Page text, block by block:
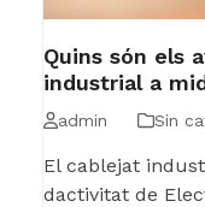
Quins són els
industrial a
admin Sin
El cablejat
dactivitat de